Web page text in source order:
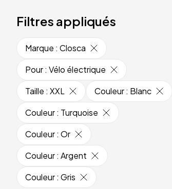
Filtres appliqués
Marque : Closca
Pour: Vélo électrique
Taille : XXL Couleur: Blanc
Couleur: Turquoise
Couleur: Or
Couleur: Argent
Couleur: Gris